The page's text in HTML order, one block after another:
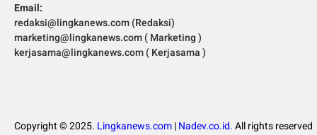
Email:
redaksi@lingkanews.com (Redaksi)
marketing@lingkanews.com ( Marketing )
kerjasama@lingkanews.com ( Kerjasama )
Copyright © 2025. Lingkanews.com|Nadev.co.id.All rights reserved